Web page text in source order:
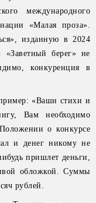
международного
«Малая проза».
изданную в 2024
берег» не
конкуренция в
«Ваши стихи и
Вам необходимо
о конкурсе
и денег никому не
пришлет деньги,
обложкой. Суммы
рублей.